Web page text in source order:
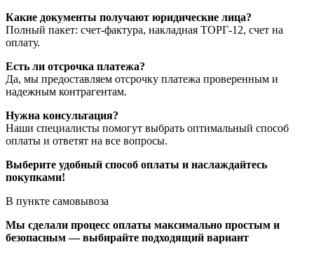
Какие документы получают юридические лица?
Полный пакет: счет-фактура, накладная ТОРГ-12, счет на
оплату.
Есть ли отсрочка платежа?
Да, мы предоставляем отсрочку платежа проверенным и
надежным контрагентам.
Нужна консультация?
Наши специалисты помогут выбрать оптимальный способ
оплаты и ответят на все вопросы.
Выберите удобный способ оплаты и наслаждайтесь
покупками!
В пункте самовывоза
Мы сделали процесс оплаты максимально простым и
безопасным — выбирайте подходящий вариант